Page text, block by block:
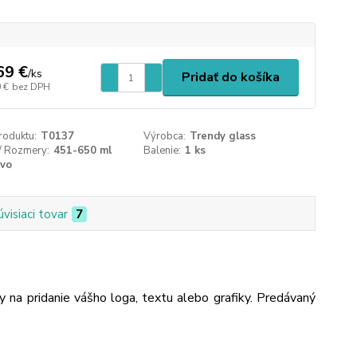
€/ks
€ bez DPH
Pridať do košíka
T0137 Výrobca: Trendy glass
Rozmery: 451-650 ml Balenie: 1 ks
tovar 7
pridanie vášho loga, textu alebo grafiky. Predávaný